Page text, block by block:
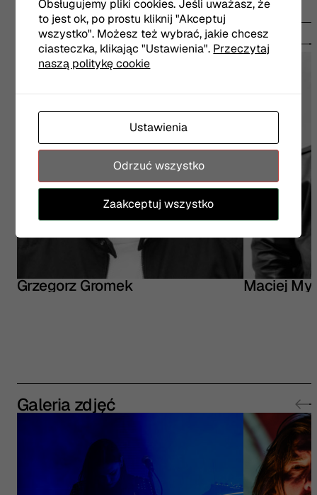
Obsada
Grzegorz Gromek Maciej
Galeria zdjęć
Obsługujemy pliki cookies. Jeśli uważasz, że
to jest ok, po prostu kliknij "Akceptuj
wszystko". Możesz też wybrać, jakie chcesz
ciasteczka, klikając "Ustawienia". Przeczytaj
naszą politykę cookie
Ustawienia
Odrzuć wszystko
Zaakceptuj wszystko